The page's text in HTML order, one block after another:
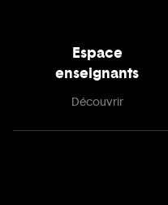
Espace
enseignants
Découvrir